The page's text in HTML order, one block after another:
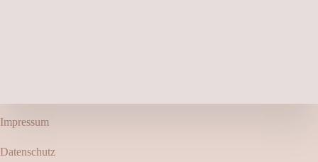
Impressum
Datenschutz